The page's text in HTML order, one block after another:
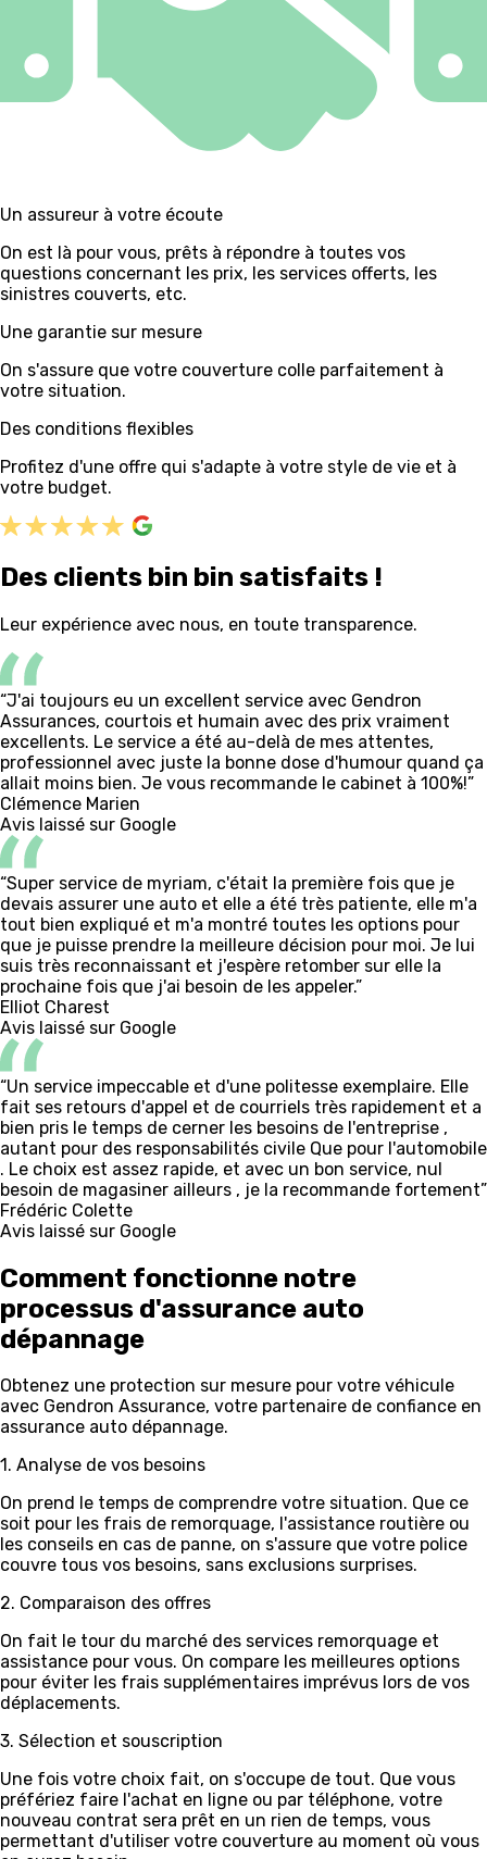
Un assureur à votre écoute
On est là pour vous, prêts à répondre à toutes vos
questions concernant les prix, les services offerts, les
sinistres couverts, etc.
Une garantie sur mesure
On s'assure que votre couverture colle parfaitement à
votre situation.
Des conditions flexibles
Profitez d'une offre qui s'adapte à votre style de vie et à
votre budget.
Des clients bin bin satisfaits !
Leur expérience avec nous, en toute transparence.
“J'ai toujours eu un excellent service avec Gendron
Assurances, courtois et humain avec des prix vraiment
excellents. Le service a été au-delà de mes attentes,
professionnel avec juste la bonne dose d'humour quand ça
allait moins bien. Je vous recommande le cabinet à 100%!”
Clémence Marien
Avis laissé sur Google
“Super service de myriam, c'était la première fois que je
devais assurer une auto et elle a été très patiente, elle m'a
tout bien expliqué et m'a montré toutes les options pour
que je puisse prendre la meilleure décision pour moi. Je lui
suis très reconnaissant et j'espère retomber sur elle la
prochaine fois que j'ai besoin de les appeler.”
Elliot Charest
Avis laissé sur Google
“Un service impeccable et d'une politesse exemplaire. Elle
fait ses retours d'appel et de courriels très rapidement et a
bien pris le temps de cerner les besoins de l'entreprise ,
autant pour des responsabilités civile Que pour l'automobile
. Le choix est assez rapide, et avec un bon service, nul
besoin de magasiner ailleurs , je la recommande fortement”
Frédéric Colette
Avis laissé sur Google
Comment fonctionne notre
processus d'assurance auto
dépannage
Obtenez une protection sur mesure pour votre véhicule
avec Gendron Assurance, votre partenaire de confiance en
assurance auto dépannage.
1. Analyse de vos besoins
On prend le temps de comprendre votre situation. Que ce
soit pour les frais de remorquage, l'assistance routière ou
les conseils en cas de panne, on s'assure que votre police
couvre tous vos besoins, sans exclusions surprises.
2. Comparaison des offres
On fait le tour du marché des services remorquage et
assistance pour vous. On compare les meilleures options
pour éviter les frais supplémentaires imprévus lors de vos
déplacements.
3. Sélection et souscription
Une fois votre choix fait, on s'occupe de tout. Que vous
préfériez faire l'achat en ligne ou par téléphone, votre
nouveau contrat sera prêt en un rien de temps, vous
permettant d'utiliser votre couverture au moment où vous